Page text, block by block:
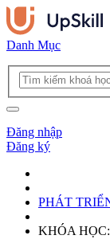
Danh Mục
Đăng nhập
Đăng ký
PHÁT
KHÓA